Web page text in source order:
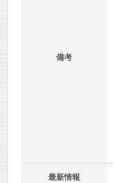
備考
最新情報